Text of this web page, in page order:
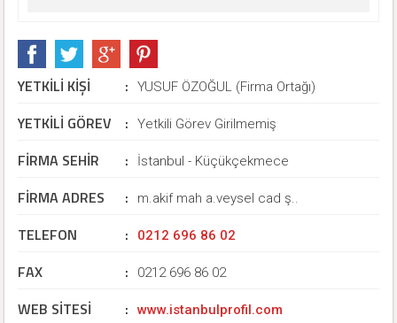
YETKİLİ KİŞİ : YUSUF ÖZOĞUL (Firma Ortağı)
YETKİLİ GÖREV : Yetkili Görev Girilmemiş
FİRMA SEHİR : İstanbul - Küçükçekmece
FİRMA ADRES : m.akif mah a.veysel cad ş..
TELEFON : 0212 696 86 02
FAX : 0212 696 86 02
WEB SİTESİ : www.istanbulprofil.com